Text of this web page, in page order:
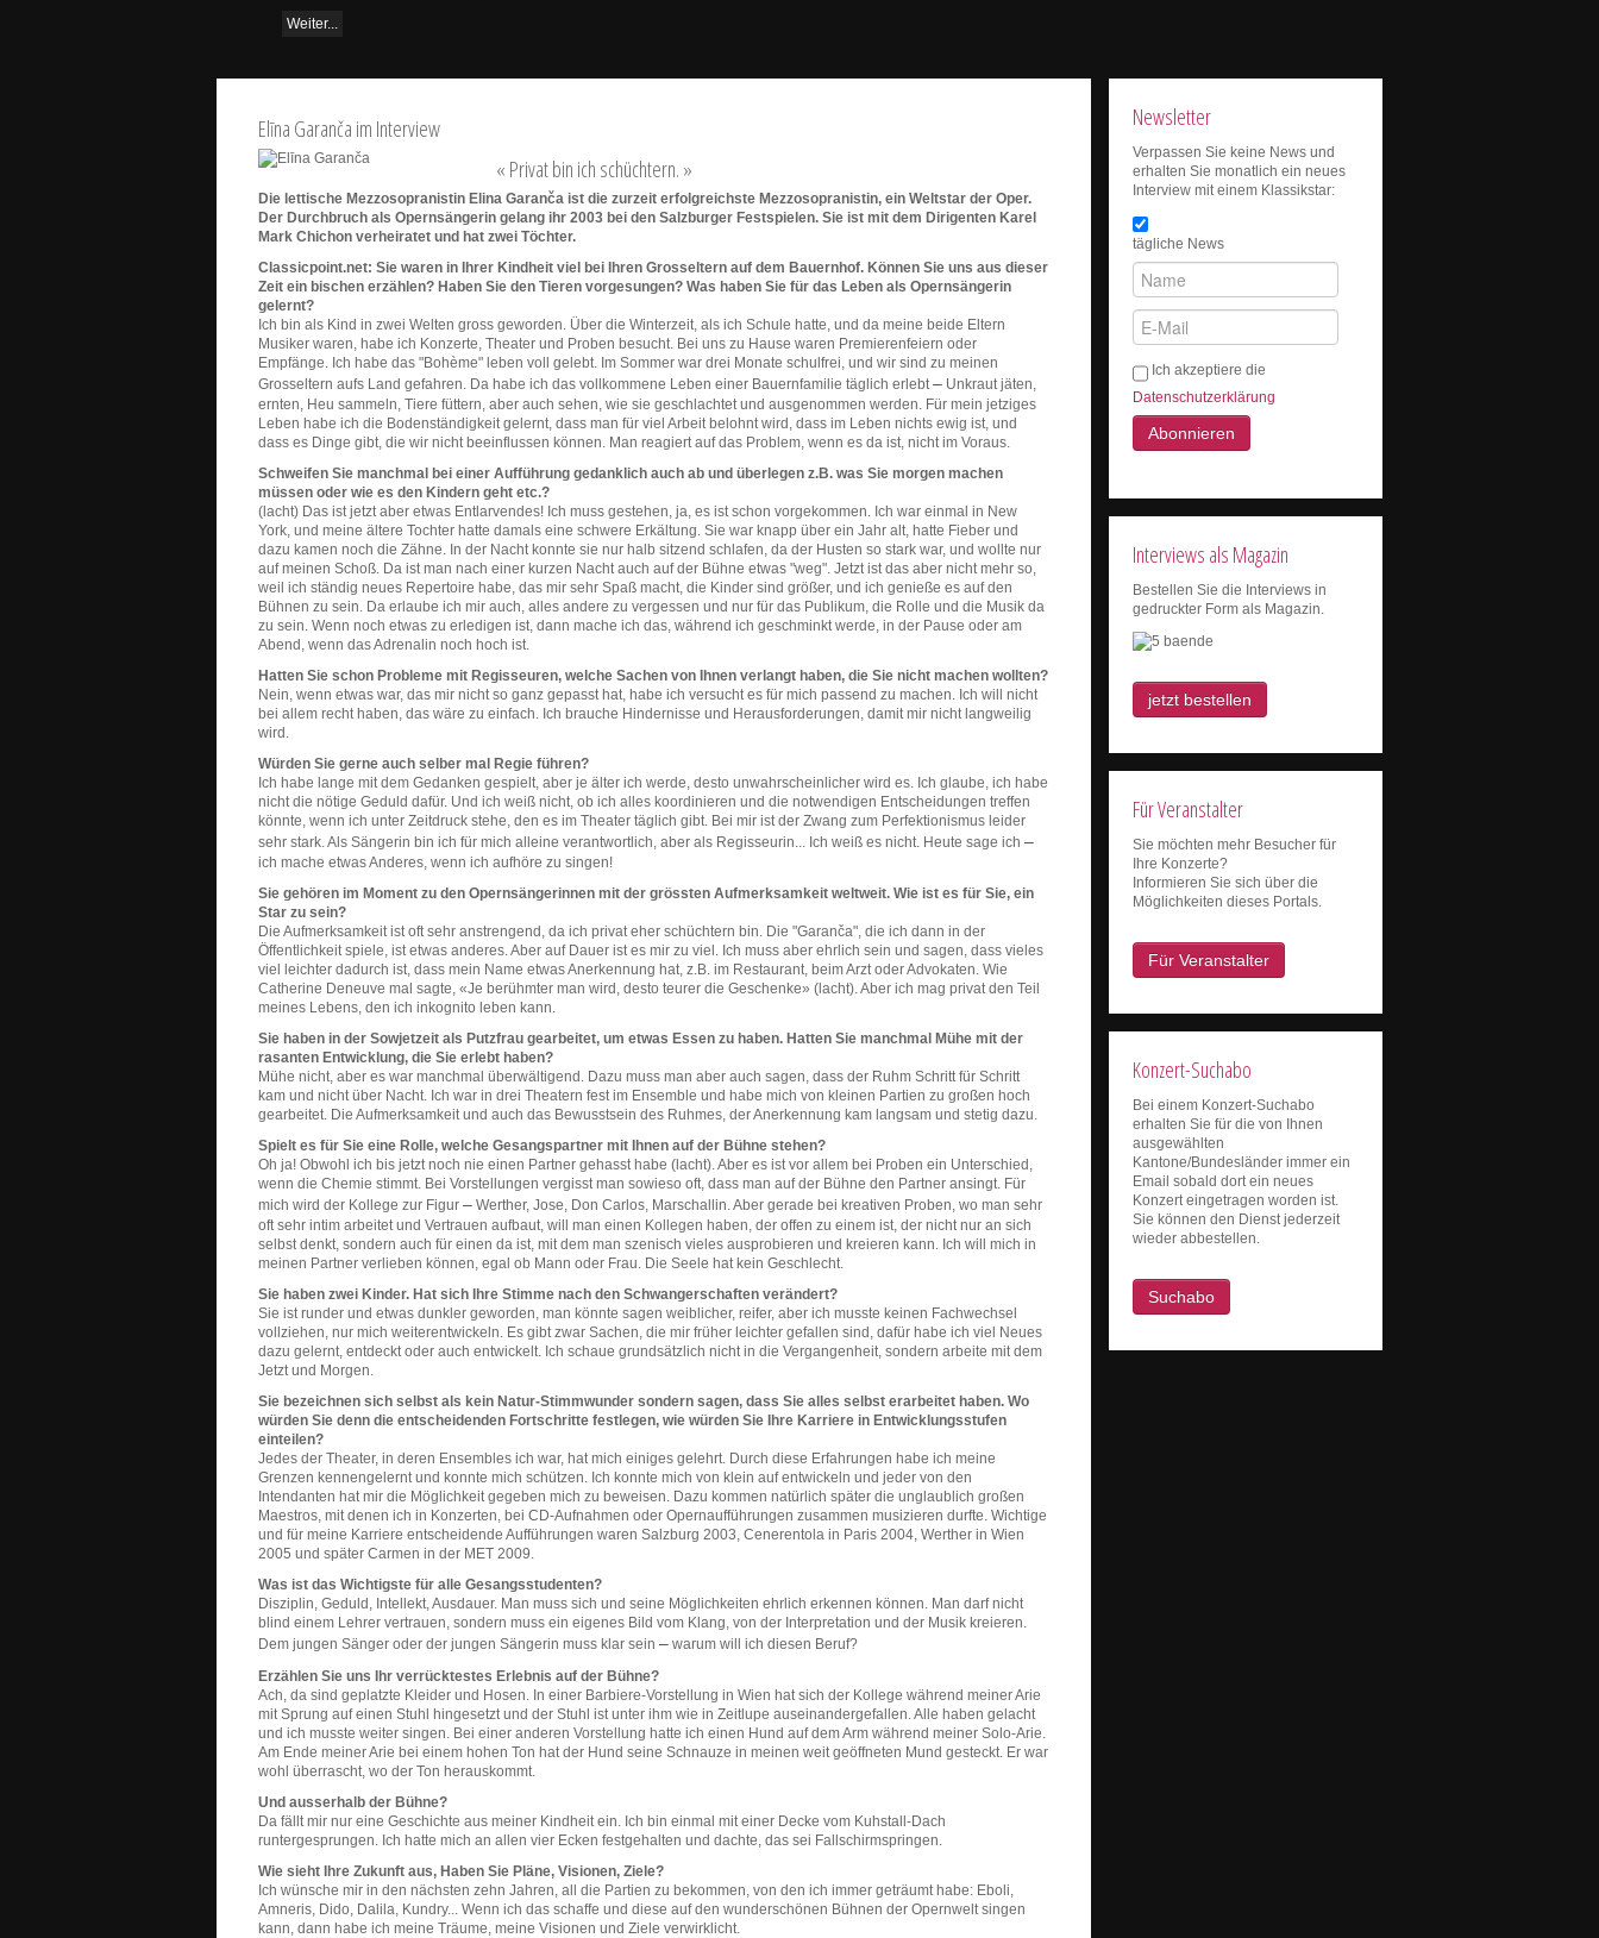
Weiter...
Elīna Garanča im Interview
« Privat bin ich schüchtern. »
Die lettische Mezzosopranistin Elina Garanča ist die zurzeit erfolgreichste Mezzosopranistin, ein Weltstar der Oper.
Der Durchbruch als Opernsängerin gelang ihr 2003 bei den Salzburger Festspielen. Sie ist mit dem Dirigenten Karel
Mark Chichon verheiratet und hat zwei Töchter.
Classicpoint.net: Sie waren in Ihrer Kindheit viel bei Ihren Grosseltern auf dem Bauernhof. Können Sie uns aus dieser
Zeit ein bischen erzählen? Haben Sie den Tieren vorgesungen? Was haben Sie für das Leben als Opernsängerin
gelernt?
Ich bin als Kind in zwei Welten gross geworden. Über die Winterzeit, als ich Schule hatte, und da meine beide Eltern
Musiker waren, habe ich Konzerte, Theater und Proben besucht. Bei uns zu Hause waren Premierenfeiern oder
Empfänge. Ich habe das "Bohème" leben voll gelebt. Im Sommer war drei Monate schulfrei, und wir sind zu meinen
Grosseltern aufs Land gefahren. Da habe ich das vollkommene Leben einer Bauernfamilie täglich erlebt– Unkraut jäten,
ernten, Heu sammeln, Tiere füttern, aber auch sehen, wie sie geschlachtet und ausgenommen werden. Für mein jetziges
Leben habe ich die Bodenständigkeit gelernt, dass man für viel Arbeit belohnt wird, dass im Leben nichts ewig ist, und
dass es Dinge gibt, die wir nicht beeinflussen können. Man reagiert auf das Problem, wenn es da ist, nicht im Voraus.
Schweifen Sie manchmal bei einer Aufführung gedanklich auch ab und überlegen z.B. was Sie morgen machen
müssen oder wie es den Kindern geht etc.?
(lacht) Das ist jetzt aber etwas Entlarvendes! Ich muss gestehen, ja, es ist schon vorgekommen. Ich war einmal in New
York, und meine ältere Tochter hatte damals eine schwere Erkältung. Sie war knapp über ein Jahr alt, hatte Fieber und
dazu kamen noch die Zähne. In der Nacht konnte sie nur halb sitzend schlafen, da der Husten so stark war, und wollte nur
auf meinen Schoß. Da ist man nach einer kurzen Nacht auch auf der Bühne etwas "weg". Jetzt ist das aber nicht mehr so,
weil ich ständig neues Repertoire habe, das mir sehr Spaß macht, die Kinder sind größer, und ich genieße es auf den
Bühnen zu sein. Da erlaube ich mir auch, alles andere zu vergessen und nur für das Publikum, die Rolle und die Musik da
zu sein. Wenn noch etwas zu erledigen ist, dann mache ich das, während ich geschminkt werde, in der Pause oder am
Abend, wenn das Adrenalin noch hoch ist.
Hatten Sie schon Probleme mit Regisseuren, welche Sachen von Ihnen verlangt haben, die Sie nicht machen wollten?
Nein, wenn etwas war, das mir nicht so ganz gepasst hat, habe ich versucht es für mich passend zu machen. Ich will nicht
bei allem recht haben, das wäre zu einfach. Ich brauche Hindernisse und Herausforderungen, damit mir nicht langweilig
wird.
Würden Sie gerne auch selber mal Regie führen?
Ich habe lange mit dem Gedanken gespielt, aber je älter ich werde, desto unwahrscheinlicher wird es. Ich glaube, ich habe
nicht die nötige Geduld dafür. Und ich weiß nicht, ob ich alles koordinieren und die notwendigen Entscheidungen treffen
könnte, wenn ich unter Zeitdruck stehe, den es im Theater täglich gibt. Bei mir ist der Zwang zum Perfektionismus leider
sehr stark. Als Sängerin bin ich für mich alleine verantwortlich, aber als Regisseurin... Ich weiß es nicht. Heute sage ich –
ich mache etwas Anderes, wenn ich aufhöre zu singen!
Sie gehören im Moment zu den Opernsängerinnen mit der grössten Aufmerksamkeit weltweit. Wie ist es für Sie, ein
Star zu sein?
Die Aufmerksamkeit ist oft sehr anstrengend, da ich privat eher schüchtern bin. Die "Garanča", die ich dann in der
Öffentlichkeit spiele, ist etwas anderes. Aber auf Dauer ist es mir zu viel. Ich muss aber ehrlich sein und sagen, dass vieles
viel leichter dadurch ist, dass mein Name etwas Anerkennung hat, z.B. im Restaurant, beim Arzt oder Advokaten. Wie
Catherine Deneuve mal sagte, «Je berühmter man wird, desto teurer die Geschenke» (lacht). Aber ich mag privat den Teil
meines Lebens, den ich inkognito leben kann.
Sie haben in der Sowjetzeit als Putzfrau gearbeitet, um etwas Essen zu haben. Hatten Sie manchmal Mühe mit der
rasanten Entwicklung, die Sie erlebt haben?
Mühe nicht, aber es war manchmal überwältigend. Dazu muss man aber auch sagen, dass der Ruhm Schritt für Schritt
kam und nicht über Nacht. Ich war in drei Theatern fest im Ensemble und habe mich von kleinen Partien zu großen hoch
gearbeitet. Die Aufmerksamkeit und auch das Bewusstsein des Ruhmes, der Anerkennung kam langsam und stetig dazu.
Spielt es für Sie eine Rolle, welche Gesangspartner mit Ihnen auf der Bühne stehen?
Oh ja! Obwohl ich bis jetzt noch nie einen Partner gehasst habe (lacht). Aber es ist vor allem bei Proben ein Unterschied,
wenn die Chemie stimmt. Bei Vorstellungen vergisst man sowieso oft, dass man auf der Bühne den Partner ansingt. Für
mich wird der Kollege zur Figur – Werther, Jose, Don Carlos, Marschallin. Aber gerade bei kreativen Proben, wo man sehr
oft sehr intim arbeitet und Vertrauen aufbaut, will man einen Kollegen haben, der offen zu einem ist, der nicht nur an sich
selbst denkt, sondern auch für einen da ist, mit dem man szenisch vieles ausprobieren und kreieren kann. Ich will mich in
meinen Partner verlieben können, egal ob Mann oder Frau. Die Seele hat kein Geschlecht.
Sie haben zwei Kinder. Hat sich Ihre Stimme nach den Schwangerschaften verändert?
Sie ist runder und etwas dunkler geworden, man könnte sagen weiblicher, reifer, aber ich musste keinen Fachwechsel
vollziehen, nur mich weiterentwickeln. Es gibt zwar Sachen, die mir früher leichter gefallen sind, dafür habe ich viel Neues
dazu gelernt, entdeckt oder auch entwickelt. Ich schaue grundsätzlich nicht in die Vergangenheit, sondern arbeite mit dem
Jetzt und Morgen.
Sie bezeichnen sich selbst als kein Natur-Stimmwunder sondern sagen, dass Sie alles selbst erarbeitet haben. Wo
würden Sie denn die entscheidenden Fortschritte festlegen, wie würden Sie Ihre Karriere in Entwicklungsstufen
einteilen?
Jedes der Theater, in deren Ensembles ich war, hat mich einiges gelehrt. Durch diese Erfahrungen habe ich meine
Grenzen kennengelernt und konnte mich schützen. Ich konnte mich von klein auf entwickeln und jeder von den
Intendanten hat mir die Möglichkeit gegeben mich zu beweisen. Dazu kommen natürlich später die unglaublich großen
Maestros, mit denen ich in Konzerten, bei CD-Aufnahmen oder Opernaufführungen zusammen musizieren durfte. Wichtige
und für meine Karriere entscheidende Aufführungen waren Salzburg 2003, Cenerentola in Paris 2004, Werther in Wien
2005 und später Carmen in der MET 2009.
Was ist das Wichtigste für alle Gesangsstudenten?
Disziplin, Geduld, Intellekt, Ausdauer. Man muss sich und seine Möglichkeiten ehrlich erkennen können. Man darf nicht
blind einem Lehrer vertrauen, sondern muss ein eigenes Bild vom Klang, von der Interpretation und der Musik kreieren.
Dem jungen Sänger oder der jungen Sängerin muss klar sein – warum will ich diesen Beruf?
Erzählen Sie uns Ihr verrücktestes Erlebnis auf der Bühne?
Ach, da sind geplatzte Kleider und Hosen. In einer Barbiere-Vorstellung in Wien hat sich der Kollege während meiner Arie
mit Sprung auf einen Stuhl hingesetzt und der Stuhl ist unter ihm wie in Zeitlupe auseinandergefallen. Alle haben gelacht
und ich musste weiter singen. Bei einer anderen Vorstellung hatte ich einen Hund auf dem Arm während meiner Solo-Arie.
Am Ende meiner Arie bei einem hohen Ton hat der Hund seine Schnauze in meinen weit geöffneten Mund gesteckt. Er war
wohl überrascht, wo der Ton herauskommt.
Und ausserhalb der Bühne?
Da fällt mir nur eine Geschichte aus meiner Kindheit ein. Ich bin einmal mit einer Decke vom Kuhstall-Dach
runtergesprungen. Ich hatte mich an allen vier Ecken festgehalten und dachte, das sei Fallschirmspringen.
Wie sieht Ihre Zukunft aus, Haben Sie Pläne, Visionen, Ziele?
Ich wünsche mir in den nächsten zehn Jahren, all die Partien zu bekommen, von den ich immer geträumt habe: Eboli,
Amneris, Dido, Dalila, Kundry... Wenn ich das schaffe und diese auf den wunderschönen Bühnen der Opernwelt singen
kann, dann habe ich meine Träume, meine Visionen und Ziele verwirklicht.
Newsletter
Verpassen Sie keine News und
erhalten Sie monatlich ein neues
Interview mit einem Klassikstar:
tägliche News
Ich akzeptiere die
Datenschutzerklärung
Abonnieren
Interviews als Magazin
Bestellen Sie die Interviews in
gedruckter Form als Magazin.
jetzt bestellen
Für Veranstalter
Sie möchten mehr Besucher für
Ihre Konzerte?
Informieren Sie sich über die
Möglichkeiten dieses Portals.
Für Veranstalter
Konzert-Suchabo
Bei einem Konzert-Suchabo
erhalten Sie für die von Ihnen
ausgewählten
Kantone/Bundesländer immer ein
Email sobald dort ein neues
Konzert eingetragen worden ist.
Sie können den Dienst jederzeit
wieder abbestellen.
Suchabo